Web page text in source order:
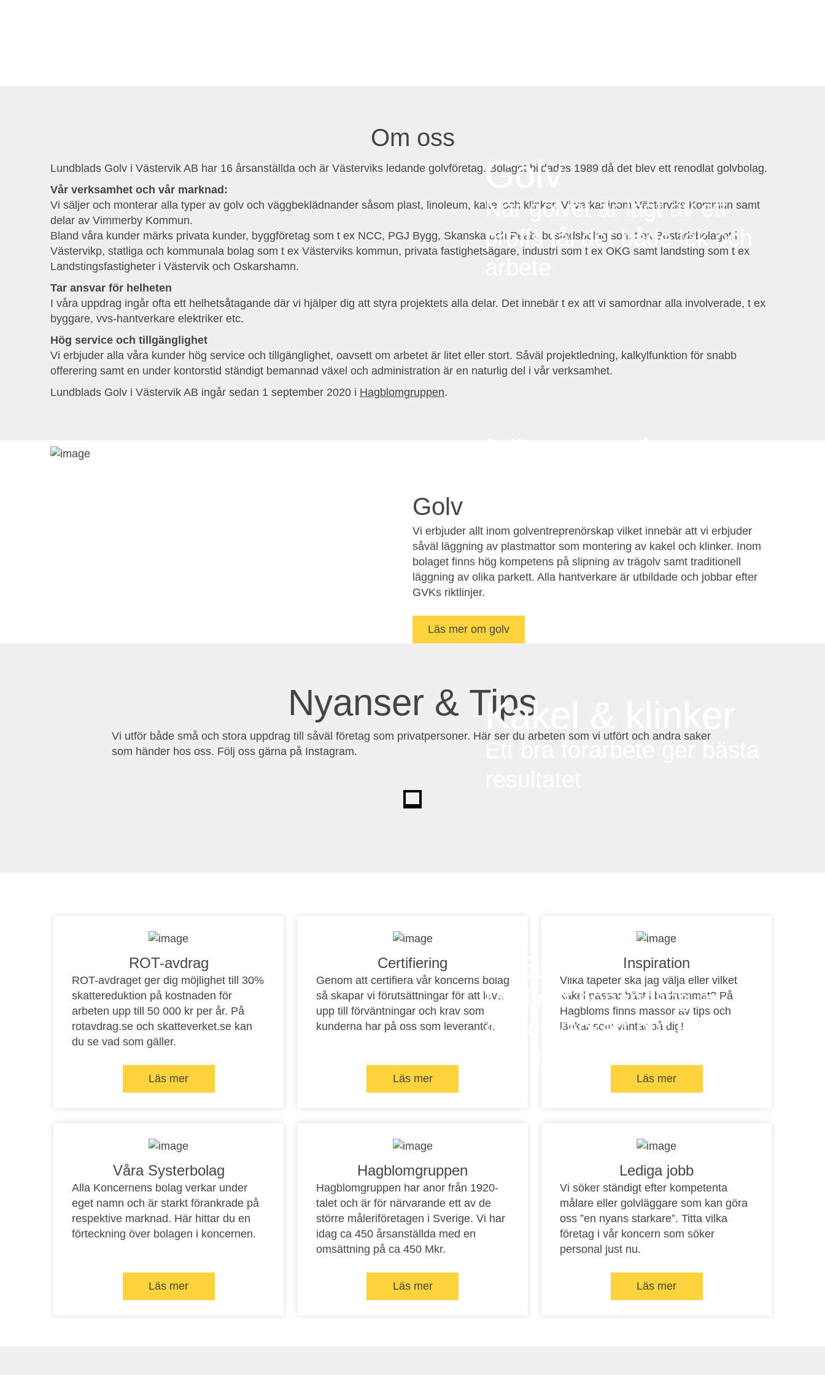
Golv
När golvet är lagt av ett
proffs tål det både lek och
Kakel & klinker
Med rätt behandling är
golvet vackert hur länge
Om oss
Lundblads Golv i Västervik AB har 16 årsanställda och är Västerviks ledande golvföretag. Bolaget bildades 1989 då det blev ett renodlat golvbolag.
Vår verksamhet och vår marknad:
Vi säljer och monterar alla typer av golv och väggbeklädnander såsom plast, linoleum, kakel och klinker. Vi verkar inom Västerviks Kommun samt
delar av Vimmerby Kommun.
Bland våra kunder märks privata kunder, byggföretag som t ex NCC, PGJ Bygg, Skanska och Peab, bostadsbolag som t ex Bostadsbolaget i
Västervikp, statliga och kommunala bolag som t ex Västerviks kommun, privata fastighetsägare, industri som t ex OKG samt landsting som t ex
Landstingsfastigheter i Västervik och Oskarshamn.
Tar ansvar för helheten
I våra uppdrag ingår ofta ett helhetsåtagande där vi hjälper dig att styra projektets alla delar. Det innebär t ex att vi samordnar alla involverade, t ex
byggare, vvs-hantverkare elektriker etc.
Hög service och tillgänglighet
Vi erbjuder alla våra kunder hög service och tillgänglighet, oavsett om arbetet är litet eller stort. Såväl projektledning, kalkylfunktion för snabb
offerering samt en under kontorstid ständigt bemannad växel och administration är en naturlig del i vår verksamhet.
Lundblads Golv i Västervik AB ingår sedan 1 september 2020 i Hagblomgruppen.
Golv
Vi erbjuder allt inom golventreprenörskap vilket innebär att vi erbjuder
såväl läggning av plastmattor som montering av kakel och klinker. Inom
bolaget finns hög kompetens på slipning av trägolv samt traditionell
läggning av olika parkett. Alla hantverkare är utbildade och jobbar efter
GVKs riktlinjer.
Läs mer om golv
Nyanser & Tips
Vi utför både små och stora uppdrag till såväl företag som privatpersoner. Här ser du arbeten som vi utfört och andra saker
som händer hos oss. Följ oss gärna på Instagram.
ROT-avdrag
ROT-avdraget ger dig möjlighet till 30%
skattereduktion på kostnaden för
arbeten upp till 50 000 kr per år. På
rotavdrag.se och skatteverket.se kan
du se vad som gäller.
Läs mer
Certifiering
Genom att certifiera vår koncerns bolag
så skapar vi förutsättningar för att leva
upp till förväntningar och krav som
kunderna har på oss som leverantör.
Läs mer
Inspiration
Vilka tapeter ska jag välja eller vilket
kakel passar bäst i badrummet? På
Hagbloms finns massor av tips och
länkar som väntar på dig!
Läs mer
Våra Systerbolag
Alla Koncernens bolag verkar under
eget namn och är starkt förankrade på
respektive marknad. Här hittar du en
förteckning över bolagen i koncernen.
Läs mer
Hagblomgruppen
Hagblomgruppen har anor från 1920-
talet och är för närvarande ett av de
större måleriföretagen i Sverige. Vi har
idag ca 450 årsanställda med en
omsättning på ca 450 Mkr.
Läs mer
Lediga jobb
Vi söker ständigt efter kompetenta
målare eller golvläggare som kan göra
oss ”en nyans starkare”. Titta vilka
företag i vår koncern som söker
personal just nu.
Läs mer